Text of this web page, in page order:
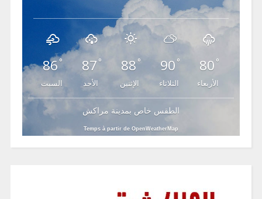
86°
السبت
87 °
الأحد
88°
الإثنين
90 °
الثلاثاء
80 °
الأربعاء
الطقس خاص بمدينة مراكش
Temps à partir de OpenWeatherMap